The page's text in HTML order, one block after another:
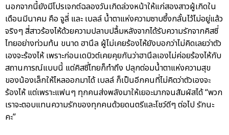
นอกจากนี้ยังมีโปรเจกต์ฉลองวันเกิดล่วงหน้าให้แก่สองสาวผู้เกิดใน
เดือนมีนาคม คือ จูลี่ และ เบลล์ น้ำตาแห่งความซาบซึ้งกลั้นไว้ไม่อยู่แล้ว
จริงๆ สี่สาวร้องไห้ด้วยความปลาบปลื้มหลังจากได้รับความรักจากคิสซี่
ไทยอย่างท่วมท้น ขนาด ฮานึล ผู้ไม่เคยร้องไห้ยังบอกว่าไม่คิดเลยว่าตัว
เองจะร้องไห้ เพราะก่อนเดบิวต์เคยคุยกันว่าฮานึลเองไม่ค่อยร้องไห้กับ
สถานการณ์แบบนี้ แต่คิสซี่ไทยก็ทำถึง ปลุกต่อมน้ำตาแห่งความสุข
ของน้องเล็กให้ไหลออกมาได้ เบลล์ ก็เป็นอีกคนที่ไม่คิดว่าตัวเองจะ
ร้องไห้ แต่เพราะแฟนๆ ทุกคนส่งพลังมาให้เยอะมากจนสัมผัสได้ “พวก
เราจะตอบแทนความรักของทุกคนด้วยดนตรีและโชว์ดีๆ ต่อไป รักนะ
คะ”